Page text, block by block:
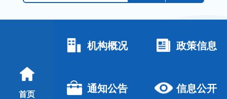
首页
机构概况 政策信息
通知公告 信息公开